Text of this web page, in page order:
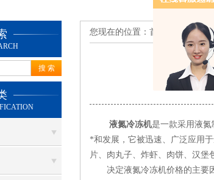
您现在的位置： 首页 技术文
液氮冷冻机是一款采用液
*和发展，它被迅速、广泛应用
片、肉丸子、炸虾、肉饼、汉堡
决定液氮冷冻机价格的主要因